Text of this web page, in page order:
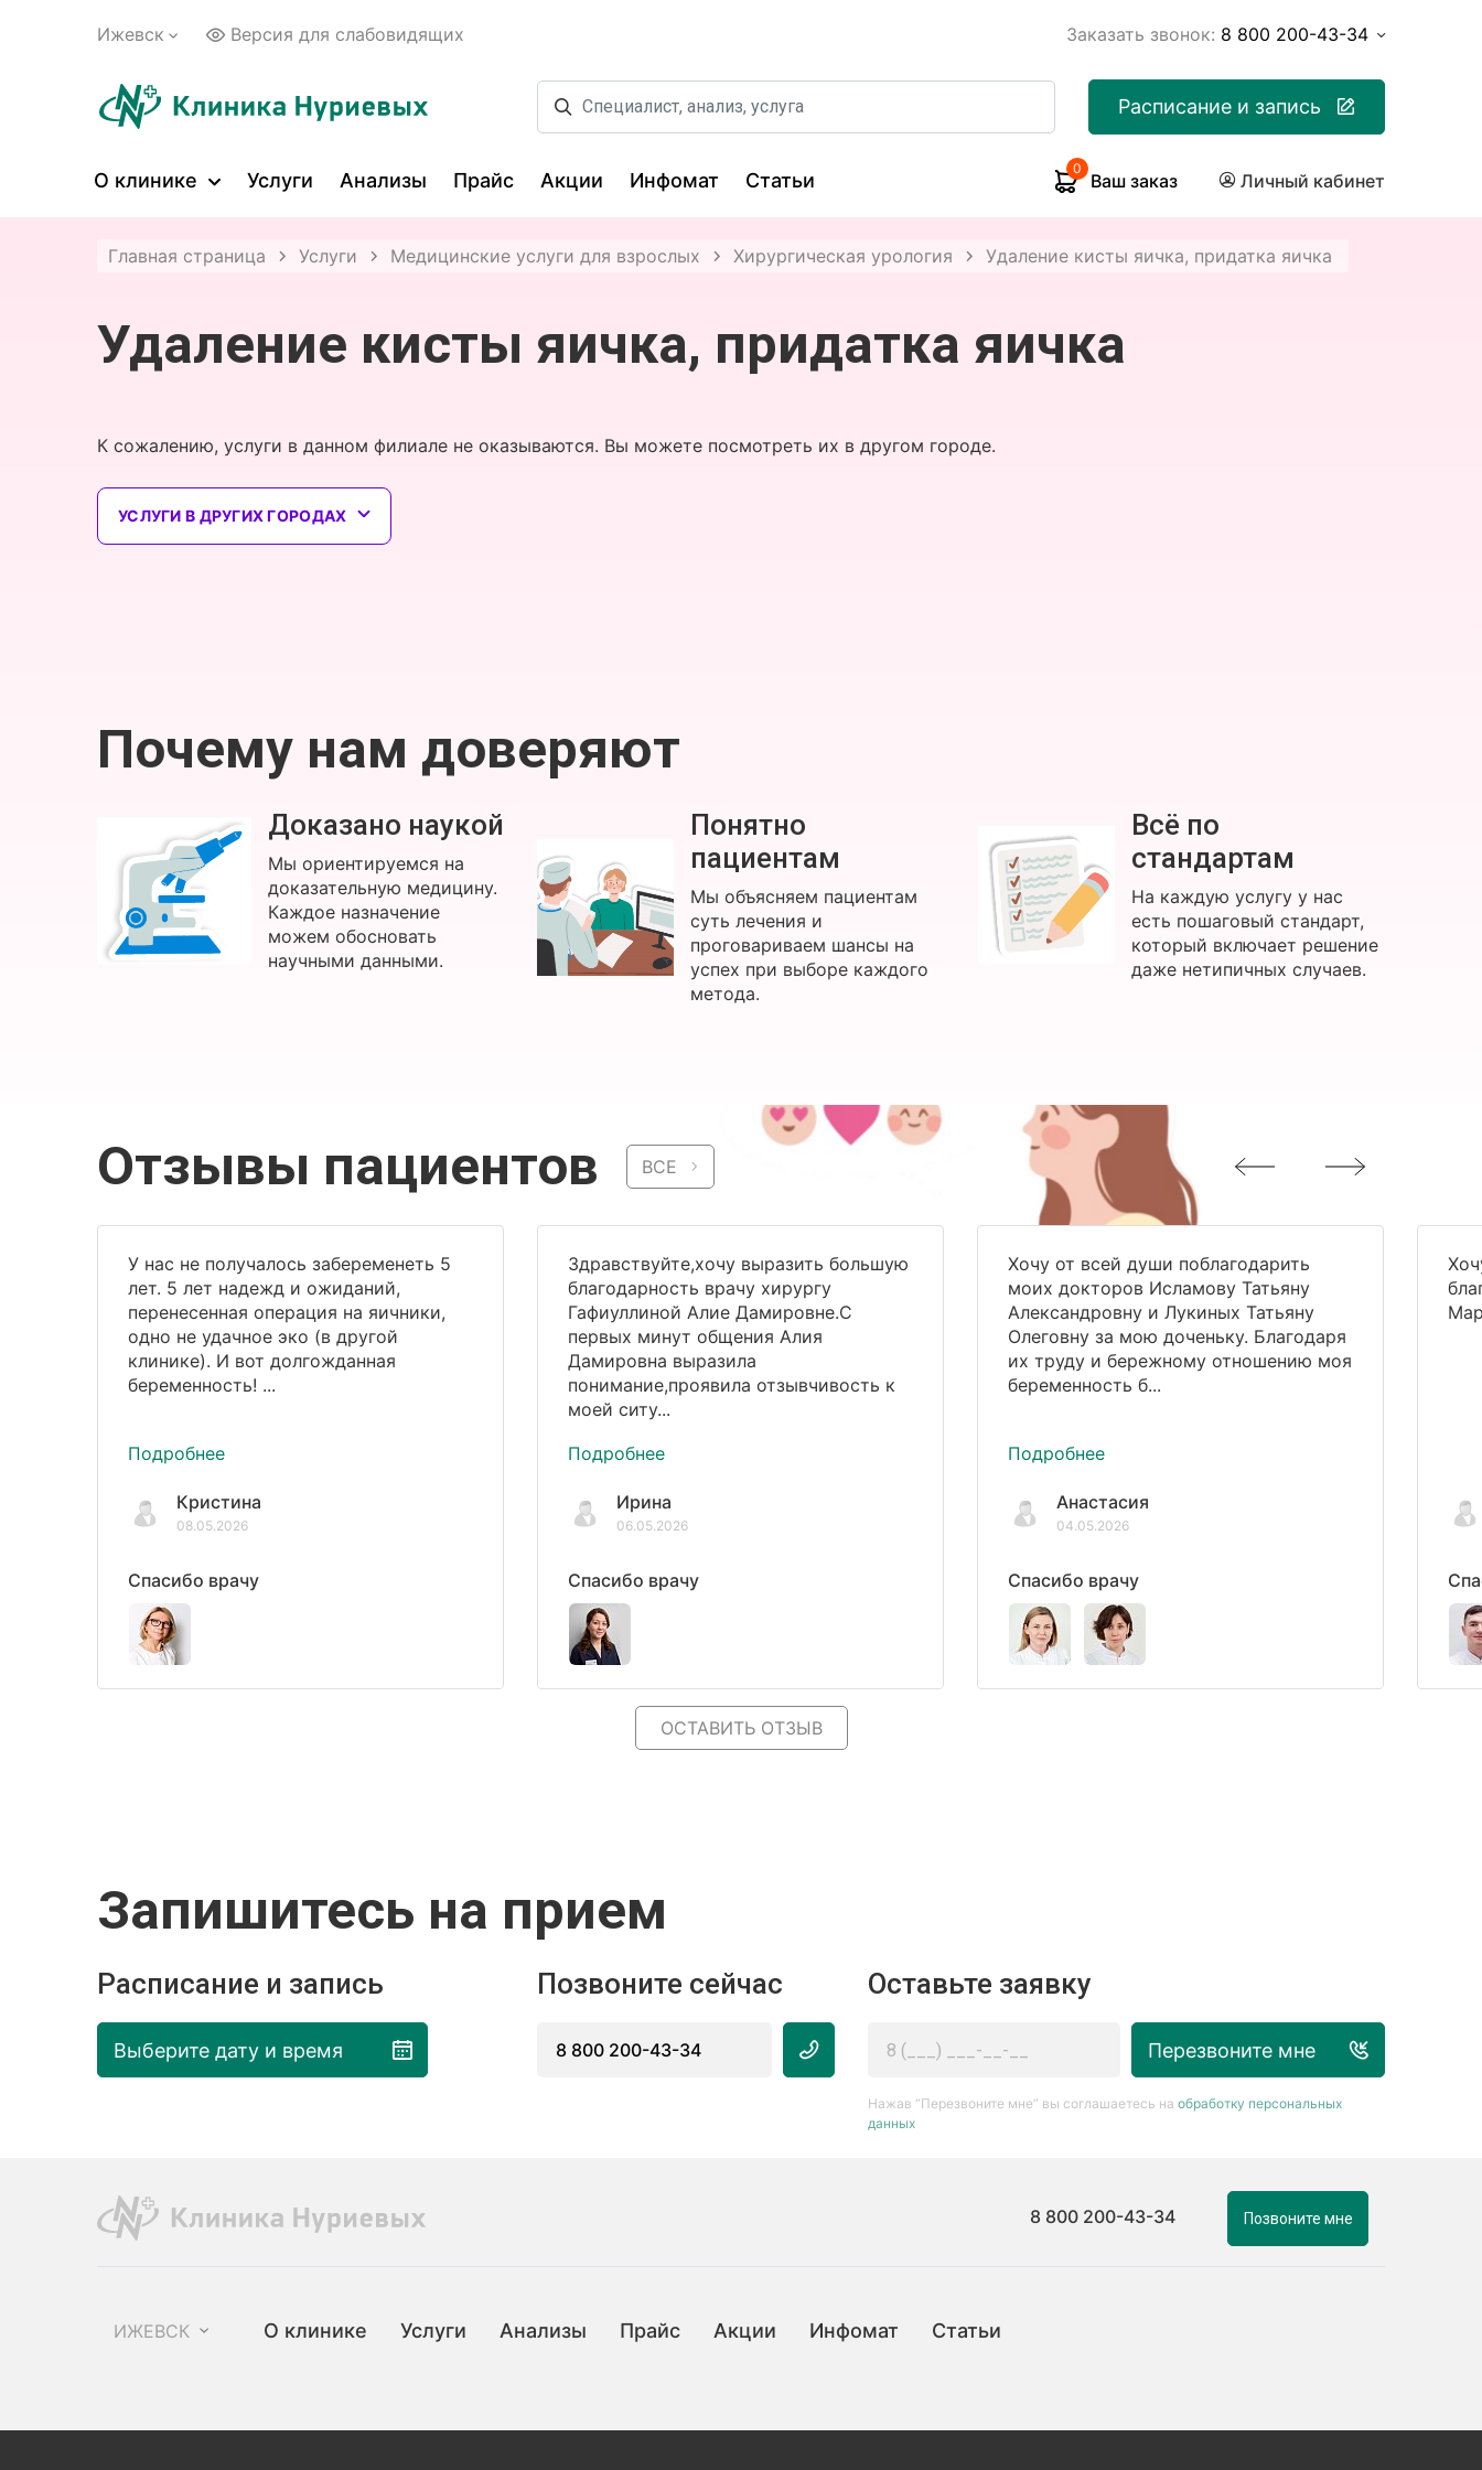
Ижевск Версия для слабовидящих Заказать звонок: 8 800 200-43-34
Расписание и запись
О клинике Услуги Анализы Прайс Акции Инфомат Статьи
0
Ваш заказ Личный кабинет
Главная страница Услуги Медицинские услуги для взрослых Хирургическая урология Удаление кисты яичка, придатка яичка
Удаление кисты яичка, придатка яичка
К сожалению, услуги в данном филиале не оказываются. Вы можете посмотреть их в другом городе.
УСЛУГИ В ДРУГИХ ГОРОДАХ
Почему нам доверяют
Доказано наукой
Мы ориентируемся на
доказательную медицину.
Каждое назначение
можем обосновать
научными данными.
Понятно
пациентам
Мы объясняем пациентам
суть лечения и
проговариваем шансы на
успех при выборе каждого
метода.
Всё по
стандартам
На каждую услугу у нас
есть пошаговый стандарт,
который включает решение
даже нетипичных случаев.
Отзывы пациентов ВСЕ
У нас не получалось забеременеть 5
лет. 5 лет надежд и ожиданий,
перенесенная операция на яичники,
одно не удачное эко (в другой
клинике). И вот долгожданная
беременность! ...
Подробнее
Кристина
08.05.2026
Спасибо врачу
Здравствуйте,хочу выразить большую
благодарность врачу хирургу
Гафиуллиной Алие Дамировне.С
первых минут общения Алия
Дамировна выразила
понимание,проявила отзывчивость к
моей ситу...
Подробнее
Ирина
06.05.2026
Спасибо врачу
Хочу от всей души поблагодарить
моих докторов Исламову Татьяну
Александровну и Лукиных Татьяну
Олеговну за мою доченьку. Благодаря
их труду и бережному отношению моя
беременность б...
Подробнее
Анастасия
04.05.2026
Спасибо врачу
ОСТАВИТЬ ОТЗЫВ
Запишитесь на прием
Расписание и запись
Выберите дату и время
Позвоните сейчас
8 800 200-43-34
Оставьте заявку
Перезвоните мне
Нажав “Перезвоните мне” вы соглашаетесь на обработку персональных
данных
8 800 200-43-34 Позвоните мне
ИЖЕВСК О клинике Услуги Анализы Прайс Акции Инфомат Статьи